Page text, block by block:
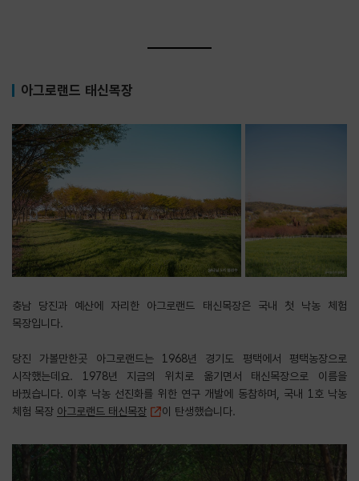
아그로랜드 태신목장
충남 당진과 예산에 자리한 아그로랜드 태신목장은 국내 첫 낙농 체험
목장입니다.
​당진 가볼만한곳 아그로랜드는 1968년 경기도 평택에서 평택농장으로
시작했는데요. 1978년 지금의 위치로 옮기면서 태신목장으로 이름을
바꿨습니다. ​이후 낙농 선진화를 위한 연구 개발에 동참하며, 국내 1호 낙농
체험 목장 아그로랜드 태신목장 이 탄생했습니다.